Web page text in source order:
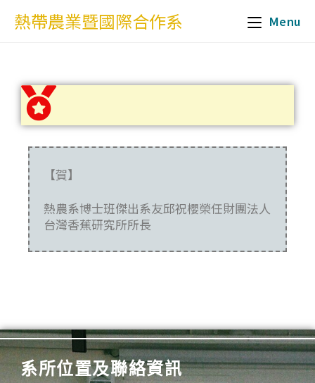
熱帶農業暨國際合作系 Menu
【賀】
熱農系博士班傑出系友邱祝櫻榮任財團法人
台灣香蕉研究所所長
系所位置及聯絡資訊